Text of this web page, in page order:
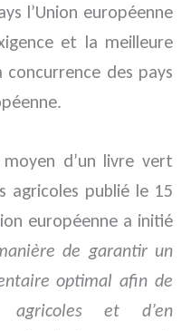
l’Union européenne
et la meilleure
des pays
d’un livre vert
agricoles publié le 15
européenne a initié
de garantir un
optimal afin de
et d’en